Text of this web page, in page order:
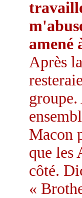
amené
Après
Macon
que les
côté.
«